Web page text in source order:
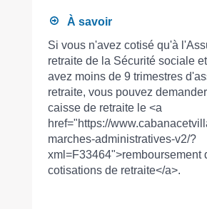
À savoir
Si vous n'avez cotisé qu'à
retraite de la Sécurité sociale
avez moins de 9 trimestres
retraite, vous pouvez
caisse de retraite le <a
href="https://
marches-administratives-v2/?
xml=F33464">remboursement
cotisations de retraite</a>.